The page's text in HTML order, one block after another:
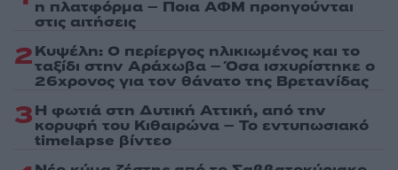
η πλατφόρμα – Ποια ΑΦΜ προηγούνται
στις αιτήσεις
2Κυψέλη: Ο περίεργος ηλικιωμένος και το
ταξίδι στην Αράχωβα – Όσα ισχυρίστηκε ο
26χρονος για τον θάνατο της Βρετανίδας
3Η φωτιά στη Δυτική Αττική, από την
κορυφή του Κιθαιρώνα – Το εντυπωσιακό
timelapse βίντεο